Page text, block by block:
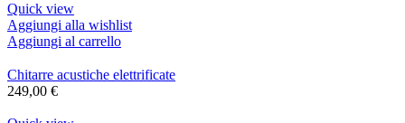
Quick view
Aggiungi alla wishlist
Aggiungi al carrello
Chitarre acustiche elettrificate
249,00 €